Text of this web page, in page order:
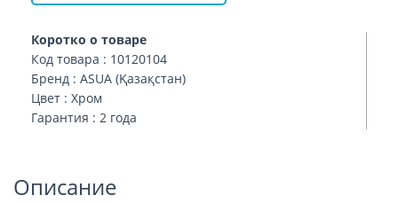
Коротко о товаре
Код товара : 10120104
Бренд : ASUA (Қазақстан)
Цвет : Хром
Гарантия : 2 года
Описание